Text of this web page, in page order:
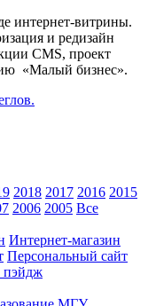
интернет-витрины.
и редизайн
CMS, проект
«Малый бизнес».
2018 2017 2016 2015
2006 2005 Все
Интернет-магазин
Персональный сайт
пэйдж